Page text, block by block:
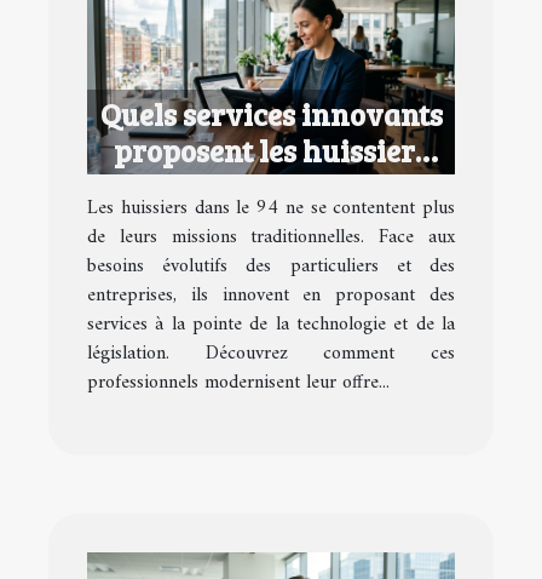
Quels services innovants
proposent les huissiers
dans le 94 ?
Les huissiers dans le 94 ne se contentent plus
de leurs missions traditionnelles. Face aux
besoins évolutifs des particuliers et des
entreprises, ils innovent en proposant des
services à la pointe de la technologie et de la
législation. Découvrez comment ces
professionnels modernisent leur offre...